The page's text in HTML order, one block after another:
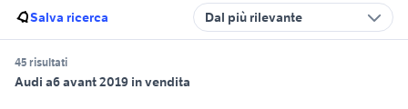
Salva ricerca Dal più rilevante
45 risultati
Audi a6 avant 2019 in vendita